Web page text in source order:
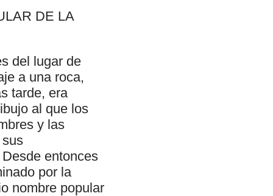
DE LA
del lugar de
a una roca,
tarde, era
al que los
y las
entonces
por la
nombre popular